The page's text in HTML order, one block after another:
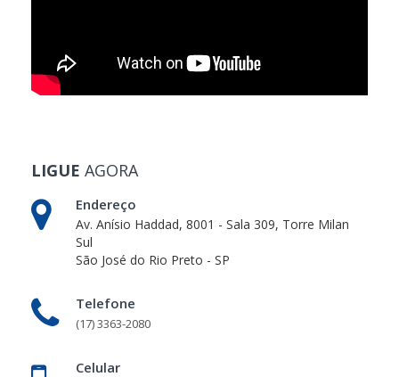
LIGUE AGORA
Endereço
Av. Anísio Haddad, 8001 - Sala 309, Torre Milan
Sul
São José do Rio Preto - SP
Telefone
(17) 3363-2080
Celular